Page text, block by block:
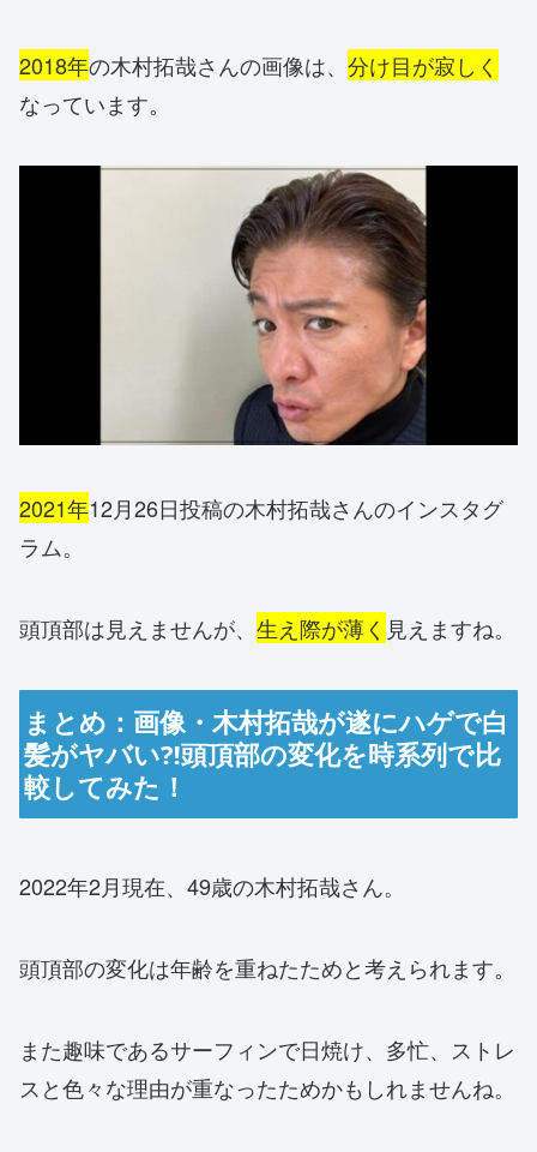
2018年の木村拓哉さんの画像は、 分け目が寂しく
なっています。
2021年12月26日投稿の木村拓哉さんのインスタグ
ラム。
頭頂部は見えませんが、 生え際が薄く 見えますね。
まとめ：画像・木村拓哉が遂にハゲで白
髪がヤバい⁈頭頂部の変化を時系列で比
較してみた！
2022年2月現在、49歳の木村拓哉さん。
頭頂部の変化は年齢を重ねたためと考えられます。
また趣味であるサーフィンで日焼け、多忙、ストレ
スと色々な理由が重なったためかもしれませんね。